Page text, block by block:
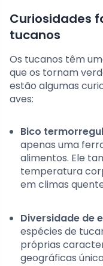
Curiosidades
tucanos
Os tucanos têm
que os tornam
estão algumas
aves:
Bico
apenas uma
alimentos. Ele
temperatura
em climas
Diversidade de
espécies de
próprias
geográficas